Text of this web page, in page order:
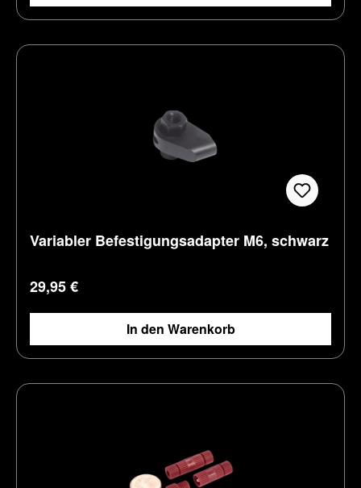
Variabler Befestigungsadapter M6, schwarz
Regulärer Preis:
29,95 €
In den Warenkorb